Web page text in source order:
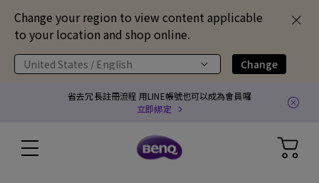
Change your region to view content applicable
to your location and shop online.
United States / English Change
省去冗長註冊流程 用LINE帳號也可以成為會員囉
立即綁定